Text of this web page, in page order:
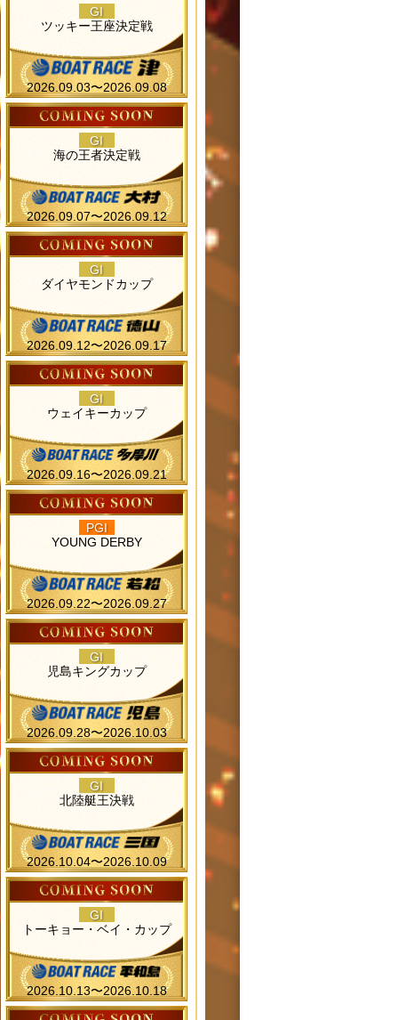
GI
ツッキー王座決定戦
2026.09.03〜2026.09.08
GI
海の王者決定戦
2026.09.07〜2026.09.12
GI
ダイヤモンドカップ
2026.09.12〜2026.09.17
GI
ウェイキーカップ
2026.09.16〜2026.09.21
PGI
YOUNG DERBY
2026.09.22〜2026.09.27
GI
児島キングカップ
2026.09.28〜2026.10.03
GI
北陸艇王決戦
2026.10.04〜2026.10.09
GI
トーキョー・ベイ・カップ
2026.10.13〜2026.10.18